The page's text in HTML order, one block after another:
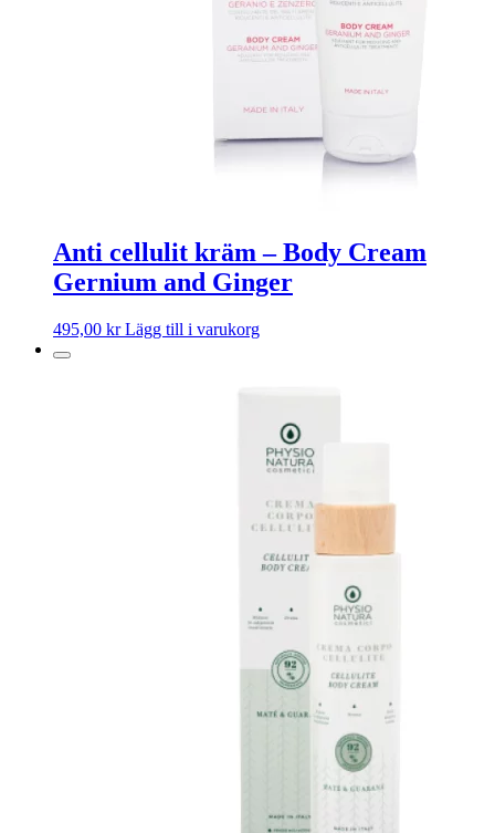
Anti cellulit kräm – Body Cream
Gernium and Ginger
495,00 kr Lägg till i varukorg